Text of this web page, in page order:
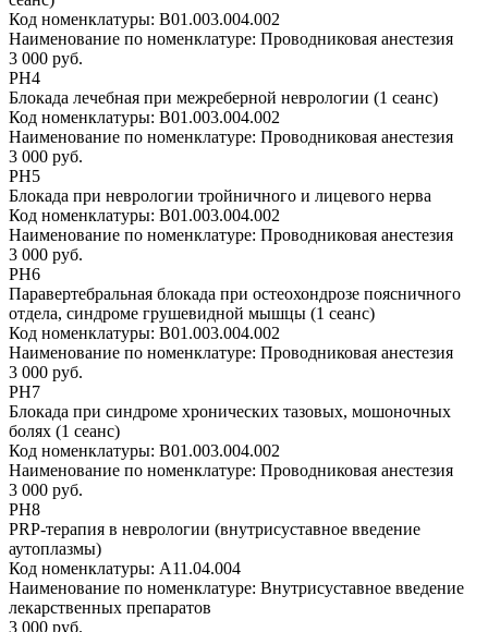
Код номенклатуры: B01.003.004.002
Наименование по номенклатуре: Проводниковая анестезия
3 000 руб.
РН4
Блокада лечебная при межреберной неврологии (1 сеанс)
Код номенклатуры: B01.003.004.002
Наименование по номенклатуре: Проводниковая анестезия
3 000 руб.
РН5
Блокада при неврологии тройничного и лицевого нерва
Код номенклатуры: B01.003.004.002
Наименование по номенклатуре: Проводниковая анестезия
3 000 руб.
РН6
Паравертебральная блокада при остеохондрозе поясничного
отдела, синдроме грушевидной мышцы (1 сеанс)
Код номенклатуры: B01.003.004.002
Наименование по номенклатуре: Проводниковая анестезия
3 000 руб.
РН7
Блокада при синдроме хронических тазовых, мошоночных
болях (1 сеанс)
Код номенклатуры: B01.003.004.002
Наименование по номенклатуре: Проводниковая анестезия
3 000 руб.
РН8
PRP-терапия в неврологии (внутрисуставное введение
аутоплазмы)
Код номенклатуры: A11.04.004
Наименование по номенклатуре: Внутрисуставное введение
лекарственных препаратов
3 000 руб.